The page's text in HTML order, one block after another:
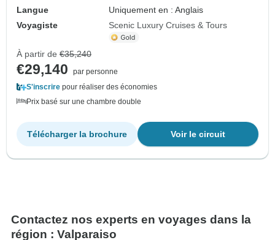
Langue
Uniquement en : Anglais
Voyagiste
Scenic Luxury Cruises & Tours
À partir de €35,240
€29,140
par personne
S'inscrire pour réaliser des économies
Prix basé sur une chambre double
Voir le circuit
Télécharger la brochure
Contactez nos experts en voyages dans la
région : Valparaiso